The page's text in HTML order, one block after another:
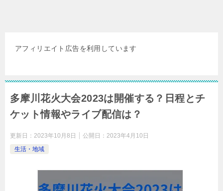
アフィリエイト広告を利用しています
多摩川花火大会2023は開催する？日程とチ
ケット情報やライブ配信は？
更新日： 2023年10月8日 公開日： 2023年4月10日
生活・地域